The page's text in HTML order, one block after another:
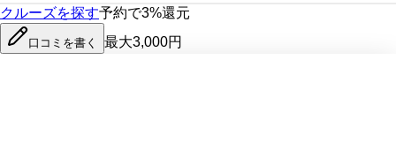
クルーズを探す予約で3%還元
口コミを書く 最大3,000円